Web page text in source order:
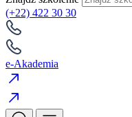
(+22) 422 30 30
e-Akademia